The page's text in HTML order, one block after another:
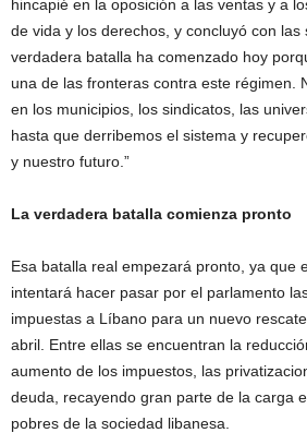
hincapié en la oposición a las ventas y a
de vida y los derechos, y concluyó con las
verdadera batalla ha comenzado hoy
una de las fronteras contra este régimen.
en los municipios, los sindicatos, las
hasta que derribemos el sistema y
y nuestro futuro.”
La verdadera batalla comienza pronto
Esa batalla real empezará pronto, ya que
intentará hacer pasar por el parlamento
impuestas a Líbano para un nuevo
abril. Entre ellas se encuentran la
aumento de los impuestos, las
deuda, recayendo gran parte de la carga
pobres de la sociedad libanesa.